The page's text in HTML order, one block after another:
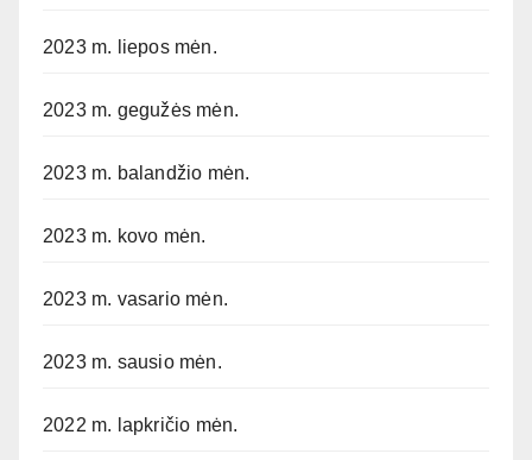
2023 m. liepos mėn.
2023 m. gegužės mėn.
2023 m. balandžio mėn.
2023 m. kovo mėn.
2023 m. vasario mėn.
2023 m. sausio mėn.
2022 m. lapkričio mėn.